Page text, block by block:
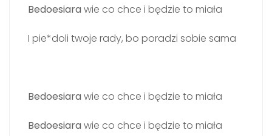
Bedoesiara wie co chce i będzie to miała
I pie*doli twoje rady, bo poradzi sobie sama
Bedoesiara wie co chce i będzie to miała
Bedoesiara wie co chce i będzie to miała